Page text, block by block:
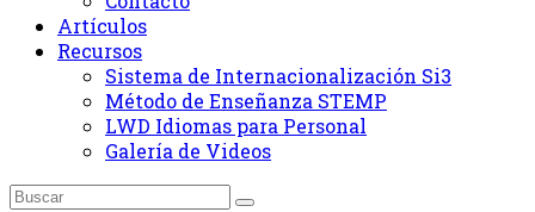
Artículos
Recursos
Sistema de Internacionalización Si3
Método de Enseñanza STEMP
LWD Idiomas para Personal
Galería de Videos